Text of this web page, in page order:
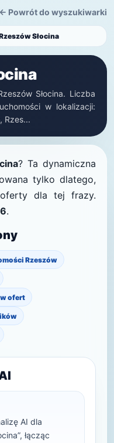
← Powrót do wyszukiwarki
Słocina
Słocina. Liczba
w lokalizacji:
Rzes...
? Ta dynamiczna
tylko dlatego,
dla tej frazy.
6.
Rzeszów
ofert
AI dla
łącząc